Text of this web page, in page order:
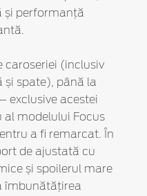
și performanță
caroseriei (inclusiv
și spate), până la
exclusive acestei
al modelului Focus
a fi remarcat. În
de ajustată cu
și spoilerul mare
îmbunătățirea